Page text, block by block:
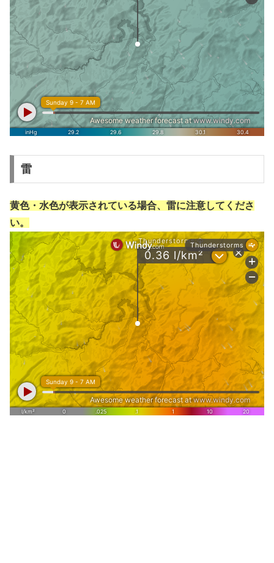
雷
黄色・水色が表示されている場合、雷に注意してくださ
い。